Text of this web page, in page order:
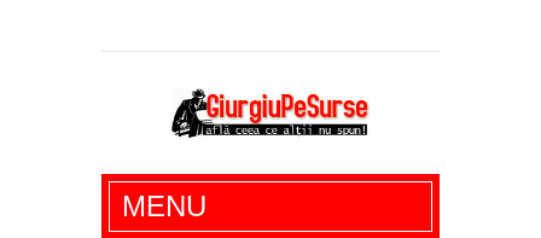
Giurgiu Pe Surse – actualitate giurgiu,
administratie giurgiu, stiri politice, social
MENU